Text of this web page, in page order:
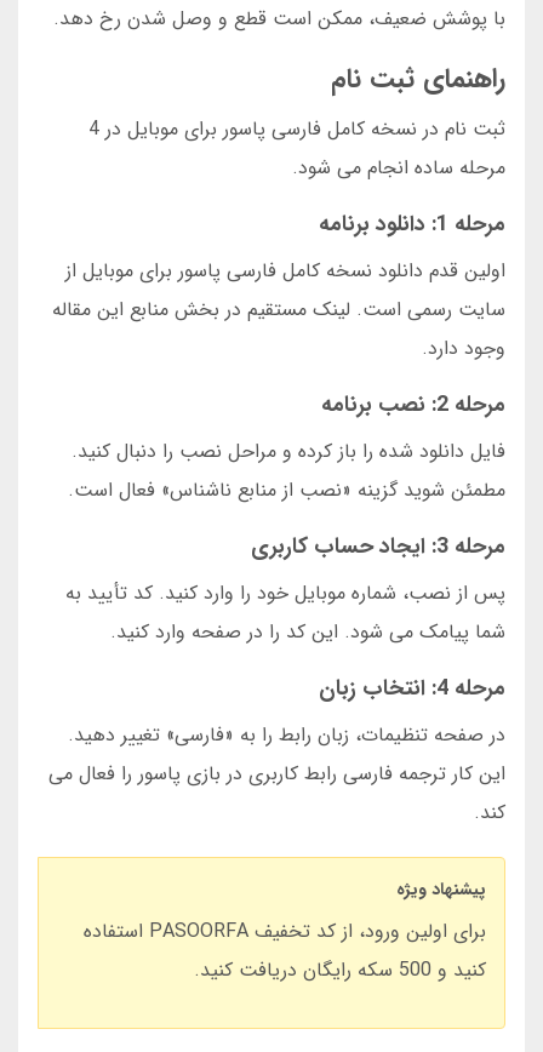
با پوشش ضعیف، ممکن است قطع و وصل شدن رخ دهد.
راهنمای ثبت نام
ثبت نام در نسخه کامل فارسی پاسور برای موبایل در 4
مرحله ساده انجام می شود.
مرحله 1: دانلود برنامه
اولین قدم دانلود نسخه کامل فارسی پاسور برای موبایل از
سایت رسمی است. لینک مستقیم در بخش منابع این مقاله
وجود دارد.
مرحله 2: نصب برنامه
فایل دانلود شده را باز کرده و مراحل نصب را دنبال کنید.
مطمئن شوید گزینه «نصب از منابع ناشناس» فعال است.
مرحله 3: ایجاد حساب کاربری
پس از نصب، شماره موبایل خود را وارد کنید. کد تأیید به
شما پیامک می شود. این کد را در صفحه وارد کنید.
مرحله 4: انتخاب زبان
در صفحه تنظیمات، زبان رابط را به «فارسی» تغییر دهید.
این کار ترجمه فارسی رابط کاربری در بازی پاسور را فعال می
کند.
پیشنهاد ویژه
برای اولین ورود، از کد تخفیف PASOORFA استفاده
کنید و 500 سکه رایگان دریافت کنید.